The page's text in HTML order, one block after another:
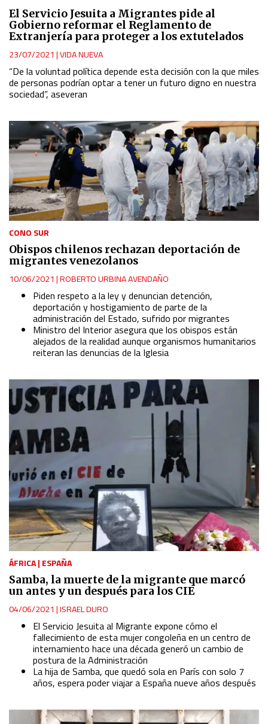
El Servicio Jesuita a Migrantes pide al
Gobierno reformar el Reglamento de
Extranjería para proteger a los extutelados
23/07/2021 |VIDA NUEVA
“De la voluntad política depende esta decisión con la que miles
de personas podrían optar a tener un futuro digno en nuestra
sociedad”, aseveran
CONO SUR
Obispos chilenos rechazan deportación de
migrantes venezolanos
10/06/2021 |ROBERTO URBINA AVENDAÑO
Piden respeto a la ley y denuncian detención,
deportación y hostigamiento de parte de la
administración del Estado, sufrido por migrantes
Ministro del Interior asegura que los obispos están
alejados de la realidad aunque organismos humanitarios
reiteran las denuncias de la Iglesia
ÁFRICA| ESPAÑA
Samba, la muerte de la migrante que marcó
un antes y un después para los CIE
04/06/2021 |ISRAEL DURO
El Servicio Jesuita al Migrante expone cómo el
fallecimiento de esta mujer congoleña en un centro de
internamiento hace una década generó un cambio de
postura de la Administración
La hija de Samba, que quedó sola en París con solo 7
años, espera poder viajar a España nueve años después